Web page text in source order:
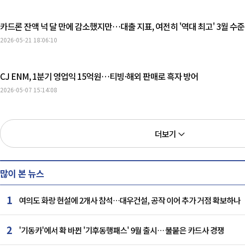
카드론 잔액 넉 달 만에 감소했지만…대출 지표, 여전히 '역대 최고' 3월 수준
2026-05-21 18:06:10
CJ ENM, 1분기 영업익 15억원…티빙·해외 판매로 흑자 방어
2026-05-07 15:14:08
더보기
많이 본 뉴스
1 여의도 화랑 현설에 2개사 참석…대우건설, 공작 이어 추가 거점 확보하나
2 '기동카'에서 확 바뀐 '기후동행패스' 9월 출시… 불붙은 카드사 경쟁